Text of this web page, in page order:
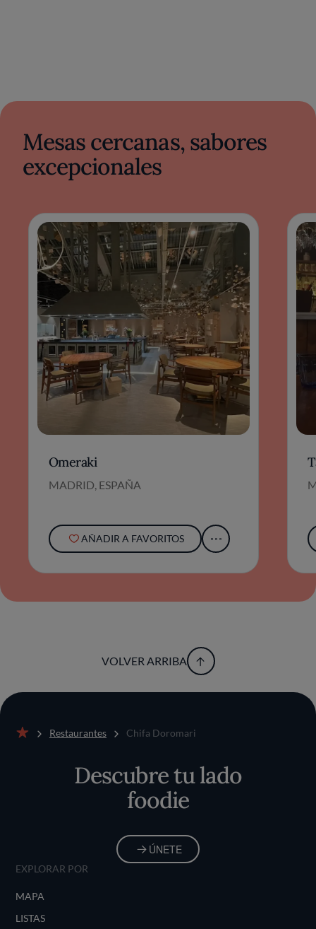
Mesas cercanas, sabores
excepcionales
Omeraki
MADRID, ESPAÑA
AÑADIR A FAVORITOS
VOLVER ARRIBA
Restaurantes Chifa Doromari
Descubre tu lado
foodie
ÚNETE
EXPLORAR POR
MAPA
LISTAS